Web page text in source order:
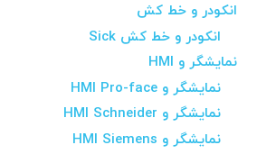
انکودر و خط کش
انکودر و خط کش Sick
نمایشگر و HMI
نمایشگر و HMI Pro-face
نمایشگر و HMI Schneider
نمایشگر و HMI Siemens